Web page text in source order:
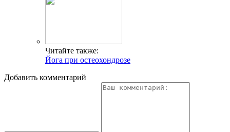
Читайте также:
Йога при остеохондрозе
Добавить комментарий